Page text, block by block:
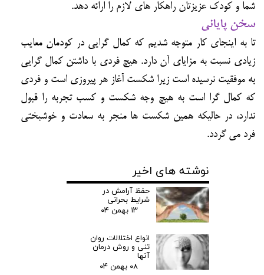
شما و کودک عزیزتان راهکار های لازم را ارائه دهد.
سخن پایانی
تا به اینجای کار متوجه شدیم که کمال گرایی در کودمان معایب
زیادی نسبت به مزایای آن دارد. هیچ فردی با داشتن کمال گرایی
به موفقیت نرسیده است زیرا شکست آغاز هر پیروزی است و فردی
که کمال گرا است به هیچ وجه شکست و کسب تجربه را قبول
ندارد، در حالیکه همین شکست ها منجر به سعادت و خوشبختی
فرد می گردد.
نوشته های اخیر
حفظ آرامش در
شرایط بحرانی
۱۳ بهمن ۰۴
انواع اختلالات روان
تنی و روش درمان
آنها
۰۸ بهمن ۰۴